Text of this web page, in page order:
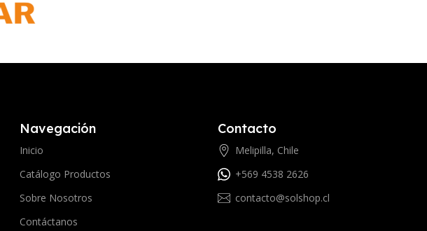
Navegación
Inicio
Catálogo Productos
Sobre Nosotros
Contáctanos
Contacto
Melipilla, Chile
+569 4538 2626
contacto@solshop.cl